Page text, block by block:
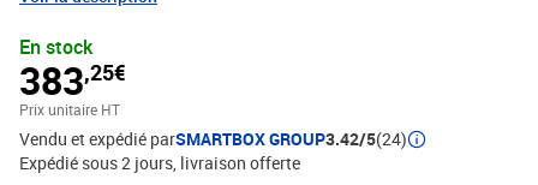
excellentes installations durant 2 jours. Installez-vous
confortablement dans votre chambre double Transat Émeraude
orientée vers le sud pour une nuit prestigieuse offrant une vue
apaisante et inspirante. Durant votre escapade, profitez d’un
accès libre au parcours Aquatonic ainsi que d’un accès libre à
l'espace détente comprenant piscine, sauna et hammam. Le matin,
En stock
383,25€
Prix unitaire HT
Vendu et expédié parSMARTBOX GROUP3.42/5(24)
Expédié sous 2 jours livraison offerte